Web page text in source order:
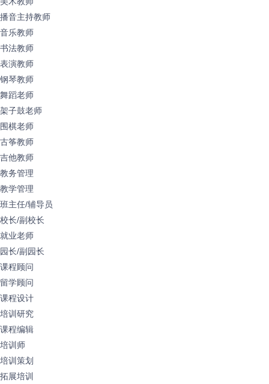
播音主持教师
音乐教师
书法教师
表演教师
钢琴教师
舞蹈老师
架子鼓老师
围棋老师
古筝教师
吉他教师
教务管理
教学管理
班主任/辅导员
校长/副校长
就业老师
园长/副园长
课程顾问
留学顾问
课程设计
培训研究
课程编辑
培训师
培训策划
拓展培训